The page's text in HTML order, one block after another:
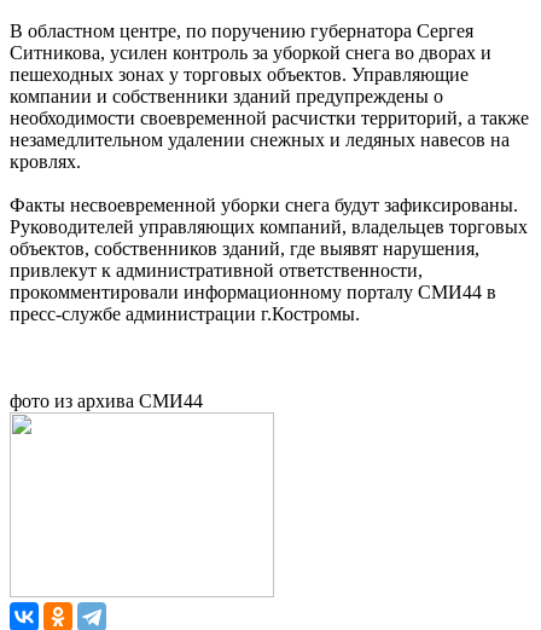
В областном центре, по поручению губернатора Сергея
Ситникова, усилен контроль за уборкой снега во дворах и
пешеходных зонах у торговых объектов. Управляющие
компании и собственники зданий предупреждены о
необходимости своевременной расчистки территорий, а также
незамедлительном удалении снежных и ледяных навесов на
кровлях.
Факты несвоевременной уборки снега будут зафиксированы.
Руководителей управляющих компаний, владельцев торговых
объектов, собственников зданий, где выявят нарушения,
привлекут к административной ответственности,
прокомментировали информационному порталу СМИ44 в
пресс-службе администрации г.Костромы.
фото из архива СМИ44